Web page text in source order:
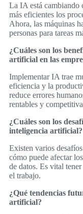
La IA está cambiando
más eficientes los
Ahora, las máquinas
personas para tareas
¿Cuáles son los
artificial en las
Implementar IA trae
eficiencia y la
reduce errores
rentables y
¿Cuáles son los
inteligencia artificial?
Existen varios
cómo puede afectar
de datos. Es vital
el trabajo.
¿Qué tendencias
artificial?